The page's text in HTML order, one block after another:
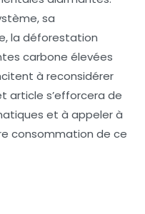
sa
la déforestation
carbone élevées
à reconsidérer
article s’efforcera de
et à appeler à
consommation de ce